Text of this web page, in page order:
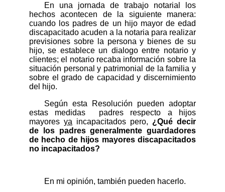
En una jornada de trabajo notarial los
hechos acontecen de la siguiente manera:
cuando los padres de un hijo mayor de edad
discapacitado acuden a la notaria para realizar
previsiones sobre la persona y bienes de su
hijo, se establece un dialogo entre notario y
clientes; el notario recaba información sobre la
situación personal y patrimonial de la familia y
sobre el grado de capacidad y discernimiento
del hijo.
Según esta Resolución pueden adoptar
estas medidas
padres respecto a hijos
mayores ya incapacitados pero, ¿Qué decir
de los padres generalmente guardadores
de hecho de hijos mayores discapacitados
no incapacitados?
En mi opinión, también pueden hacerlo.